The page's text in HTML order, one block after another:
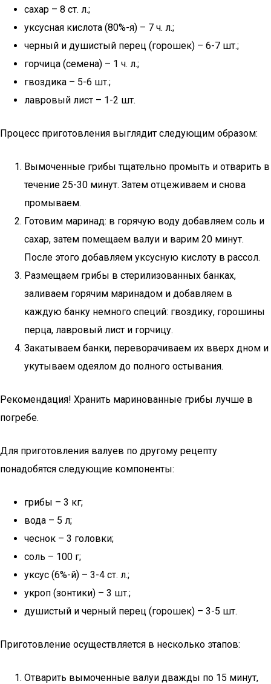
сахар – 8 ст. л.;
уксусная кислота (80%-я) – 7 ч. л.;
черный и душистый перец (горошек) – 6-7 шт.;
горчица (семена) – 1 ч. л.;
гвоздика – 5-6 шт.;
лавровый лист – 1-2 шт.
Процесс приготовления выглядит следующим образом:
Вымоченные грибы тщательно промыть и отварить в
течение 25-30 минут. Затем отцеживаем и снова
промываем.
Готовим маринад: в горячую воду добавляем соль и
сахар, затем помещаем валуи и варим 20 минут.
После этого добавляем уксусную кислоту в рассол.
Размещаем грибы в стерилизованных банках,
заливаем горячим маринадом и добавляем в
каждую банку немного специй: гвоздику, горошины
перца, лавровый лист и горчицу.
Закатываем банки, переворачиваем их вверх дном и
укутываем одеялом до полного остывания.
Рекомендация! Хранить маринованные грибы лучше в
погребе.
Для приготовления валуев по другому рецепту
понадобятся следующие компоненты:
грибы – 3 кг;
вода – 5 л;
чеснок – 3 головки;
соль – 100 г;
уксус (6%-й) – 3-4 ст. л.;
укроп (зонтики) – 3 шт.;
душистый и черный перец (горошек) – 3-5 шт.
Приготовление осуществляется в несколько этапов:
Отварить вымоченные валуи дважды по 15 минут,